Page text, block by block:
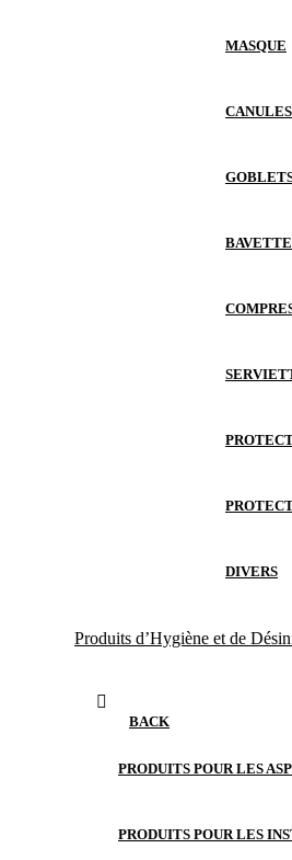
MASQUE
DIVERS
Produits d’Hygiène et de
BACK
PRODUITS POUR LES
PRODUITS POUR LES